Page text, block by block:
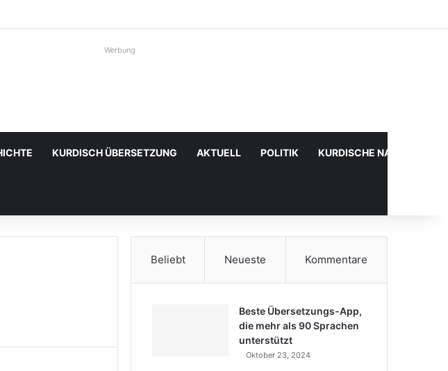
Werbung
KURDISCH ÜBERSETZUNG AKTUELL POLITIK KURDISCHE
Beliebt Neueste Kommentare
Beste Übersetzungs-App,
die mehr als 90 Sprachen
unterstützt
Oktober 23, 2024